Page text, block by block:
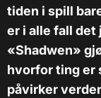
tiden i spill
er i alle fall det
«Shadwen»
hvorfor ting er
påvirker